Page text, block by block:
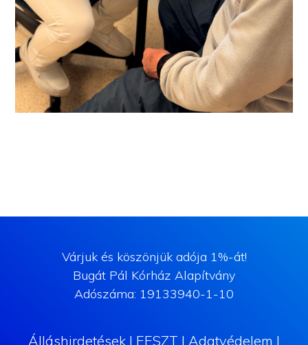
Várjuk és köszönjük adója 1%-át!
Bugát Pál Kórház Alapítvány
Adószáma: 19133940-1-10
Álláshirdetések | EESZT | Adatvédelem |